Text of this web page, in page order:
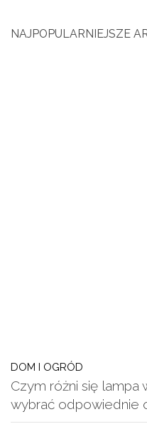
NAJPOPULARNIEJSZE
DOM I OGRÓD
Czym różni się lampa
wybrać odpowiednie